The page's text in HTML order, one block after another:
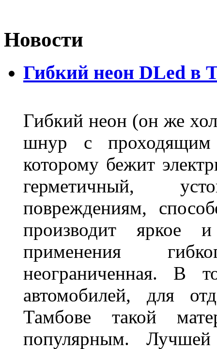
Новости
Гибкий неон DLed в
Гибкий неон (он же
шнур с
которому бежит
герметичный,
повреждениям,
производит яркое
применения
неограниченная.
автомобилей, для
Тамбове такой
популярным.